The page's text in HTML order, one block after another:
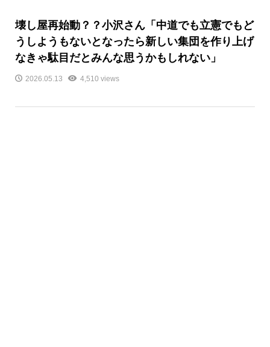
壊し屋再始動？？小沢さん「中道でも立憲でもど
うしようもないとなったら新しい集団を作り上げ
なきゃ駄目だとみんな思うかもしれない」
2026.05.13 4,510 views